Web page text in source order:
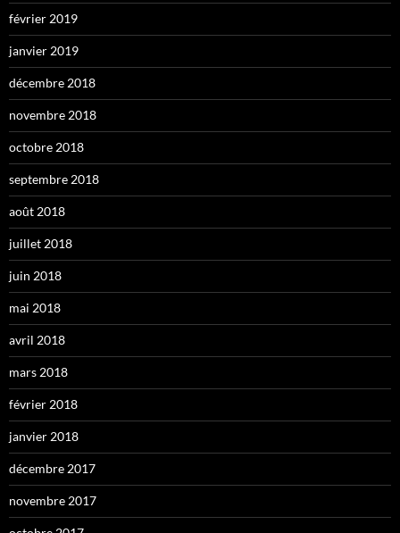
février 2019
janvier 2019
décembre 2018
novembre 2018
octobre 2018
septembre 2018
août 2018
juillet 2018
juin 2018
mai 2018
avril 2018
mars 2018
février 2018
janvier 2018
décembre 2017
novembre 2017